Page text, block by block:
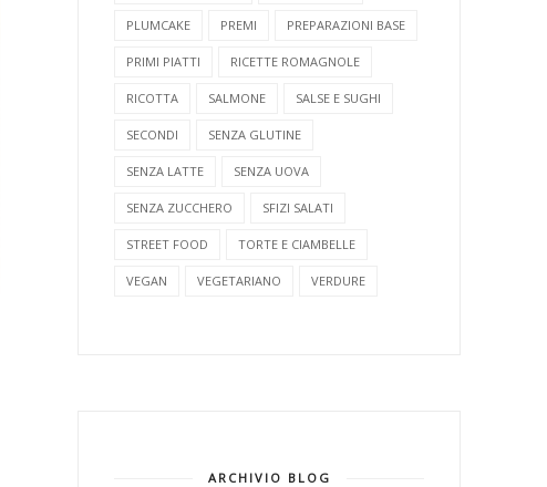
PLUMCAKE PREMI PREPARAZIONI BASE
PRIMI PIATTI RICETTE ROMAGNOLE
RICOTTA SALMONE SALSE E SUGHI
SECONDI SENZA GLUTINE
SENZA LATTE SENZA UOVA
SENZA ZUCCHERO SFIZI SALATI
STREET FOOD TORTE E CIAMBELLE
VEGAN VEGETARIANO VERDURE
ARCHIVIO BLOG